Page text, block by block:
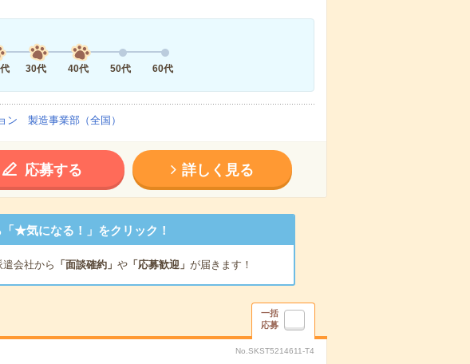
30代 40代 50代 60代
ン 製造事業部（全国）
応募する 詳しく見る
★気になる！」をクリック！
遣会社から 「面談確約」 や「応募歓迎」 が届きます！
一括
応募
No.SKST5214611-T4